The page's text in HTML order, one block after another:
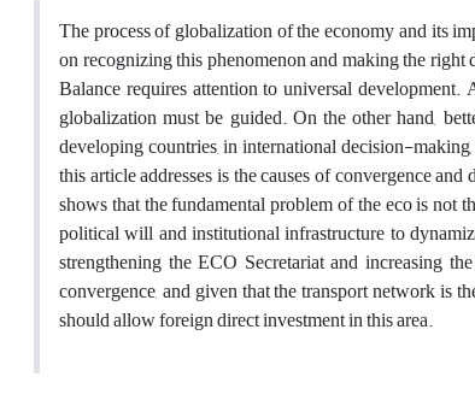
The process of globalization of the economy and its
on recognizing this phenomenon and making the right
Balance requires attention to universal
globalization must be guided. On the other hand,
developing countries, in international decision-
this article addresses is the causes of convergence
shows that the fundamental problem of the eco is not
political will and institutional infrastructure to
strengthening the ECO Secretariat and increasing
convergence, and given that the transport network is
should allow foreign direct investment in this area.